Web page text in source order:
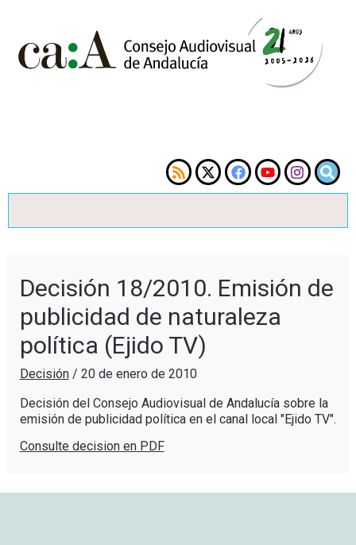
Decisión 18/2010. Emisión de
publicidad de naturaleza
política (Ejido TV)
Decisión/ 20 de enero de 2010
Decisión del Consejo Audiovisual de Andalucía sobre la
emisión de publicidad política en el canal local "Ejido TV".
Consulte decision en PDF